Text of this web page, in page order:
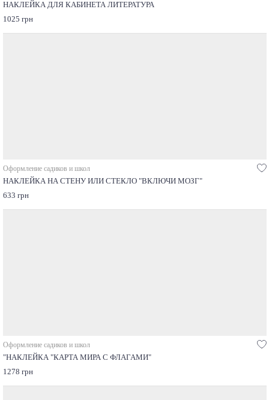
НАКЛЕЙКА ДЛЯ КАБИНЕТА ЛИТЕРАТУРА
1025 грн
Оформление садиков и школ
НАКЛЕЙКА НА СТЕНУ ИЛИ СТЕКЛО "ВКЛЮЧИ МОЗГ"
633 грн
Оформление садиков и школ
"НАКЛЕЙКА "КАРТА МИРА С ФЛАГАМИ"
1278 грн